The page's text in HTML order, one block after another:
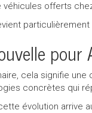
offerts
pour
cela signifie
concrètes qui
évolution